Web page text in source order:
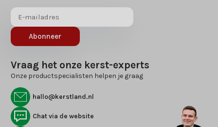
Abonneer
Vraag het onze kerst-experts
Onze productspecialisten helpen je graag
hallo@kerstland.nl
Chat via de website